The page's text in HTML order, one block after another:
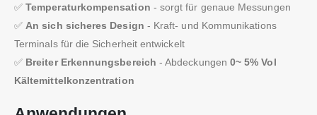
✅Temperaturkompensation - sorgt für genaue Messungen
✅ An sich sicheres Design - Kraft- und Kommunikations
Terminals für die Sicherheit entwickelt
✅ Breiter Erkennungsbereich - Abdeckungen 0~ 5% Vol
Kältemittelkonzentration